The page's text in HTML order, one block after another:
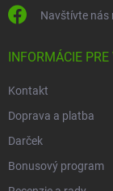
Navštívte nás
INFORMÁCIE PRE
Kontakt
Doprava a platba
Darček
Bonusový program